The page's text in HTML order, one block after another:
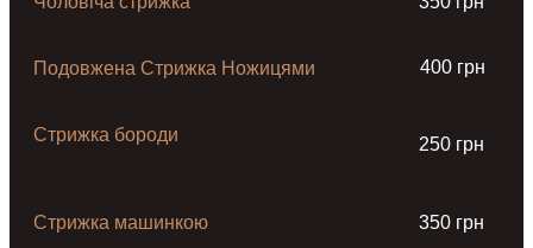
Подовжена Стрижка Ножицями 400 грн
Стрижка бороди 250 грн
Стрижка машинкою 350 грн